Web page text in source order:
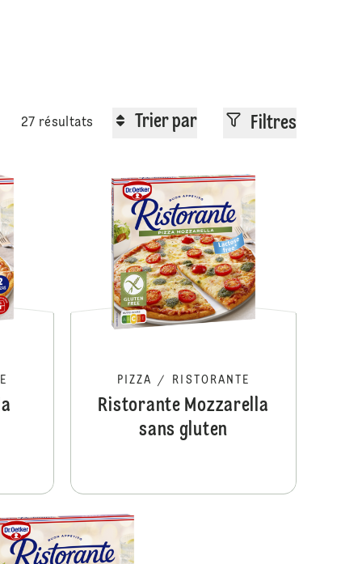
27 résultats Trier par Filtres
Ristorante Hawaii
PIZZA / RISTORANTE
Ristorante Mozzarella
sans gluten
Ristorante Salame Mozzarella Pesto